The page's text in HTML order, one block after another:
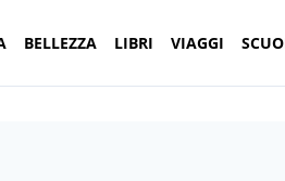
BELLEZZA LIBRI VIAGGI